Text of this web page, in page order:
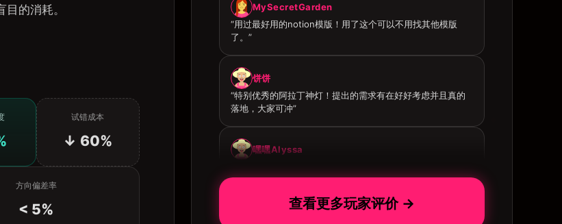
的消耗。
试错成本
↓ 60%
方向偏差率
< 5%
MySecretGarden
“用过最好用的notion模版！用了这个可以不用找其他模版
了。”
饼饼
“特别优秀的阿拉丁神灯！提出的需求有在好好考虑并且真的
落地，大家可冲”
嘿嘿Alyssa
上两笔！然后找到自己的出路~感谢迷糊大大设计出这么好的
查看更多玩家评价 →